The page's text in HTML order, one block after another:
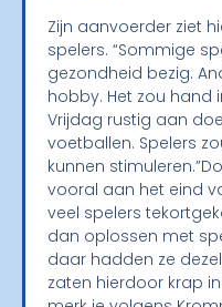
Zijn aanvoerder ziet
spelers. “Sommige
gezondheid bezig.
hobby. Het zou hand
Vrijdag rustig aan
voetballen. Spelers
kunnen
vooral aan het eind
veel spelers
dan oplossen met
daar hadden ze
zaten hierdoor krap